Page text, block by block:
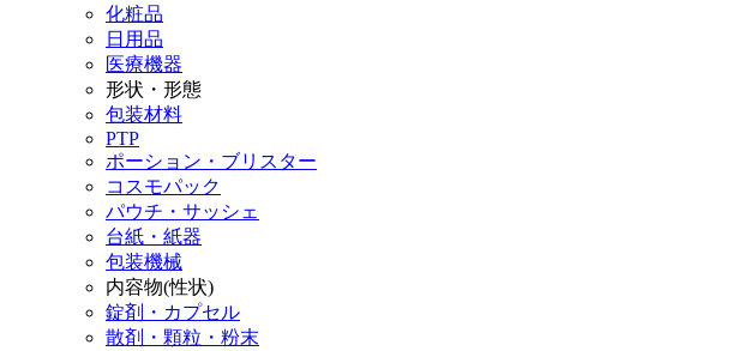
化粧品
日用品
医療機器
形状・形態
包装材料
PTP
ポーション・ブリスター
コスモパック
パウチ・サッシェ
台紙・紙器
包装機械
内容物(性状)
錠剤・カプセル
散剤・顆粒・粉末